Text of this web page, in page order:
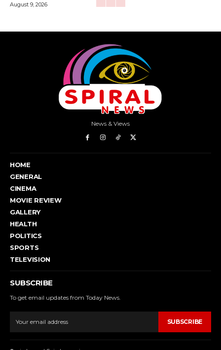
August 9, 2026
News & Views
HOME
GENERAL
CINEMA
MOVIE REVIEW
GALLERY
HEALTH
POLITICS
SPORTS
TELEVISION
SUBSCRIBE
To get email updates from Today News.
SUBSCRIBE